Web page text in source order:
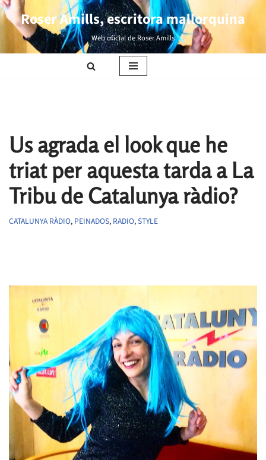
Saltar
Roser Amills, escritora mallorquina
Web oficial de Roser Amills
Us agrada el look que he
triat per aquesta tarda a La
Tribu de Catalunya ràdio?
CATALUNYA RÀDIO, PEINADOS, RADIO,STYLE